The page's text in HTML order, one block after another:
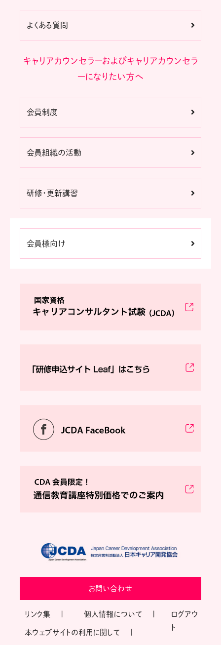
よくある質問
キャリアカウンセラーおよびキャリアカウンセラ
ーになりたい方へ
会員制度
会員組織の活動
研修・更新講習
会員様向け
お問い合わせ
リンク集 個人情報について
本ウェブサイトの利用に関して
ログアウ
ト